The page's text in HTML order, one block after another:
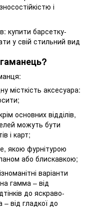
і
купити барсетку-
у свій стильний вид
місткість аксесуара:
основних відділів,
можуть бути
і карт;
якою фурнітурою
або блискавкою;
варіанти
гамма – від
до яскраво-
– від гладкої до